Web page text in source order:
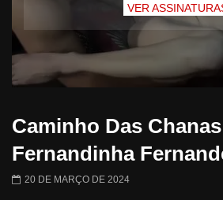
VER
Caminho Das
Fernandinha
20 DE MARÇO DE 2024